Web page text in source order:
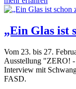
„Ein Glas ist
Vom 23. bis 27.
Ausstellung "ZERO!
Interview mit
FASD.